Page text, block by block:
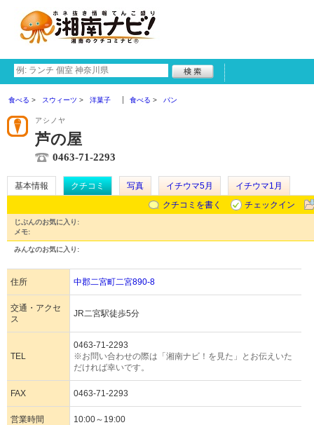
食べる スウィーツ 洋菓子 食べる パン
アシノヤ
芦の屋
0463-71-2293
基本情報 クチコミ 写真 イチウマ5月
イチウマ1月
クチコミを書く
チェックイン
じぶんのお気に入り:
メモ:
みんなのお気に入り:
住所 中郡二宮町二宮890-8
交通・アクセ
ス
JR二宮駅徒歩5分
TEL
0463-71-2293
※お問い合わせの際は「湘南ナビ！を見た」とお伝えいた
だければ幸いです。
FAX 0463-71-2293
営業時間 10:00～19:00